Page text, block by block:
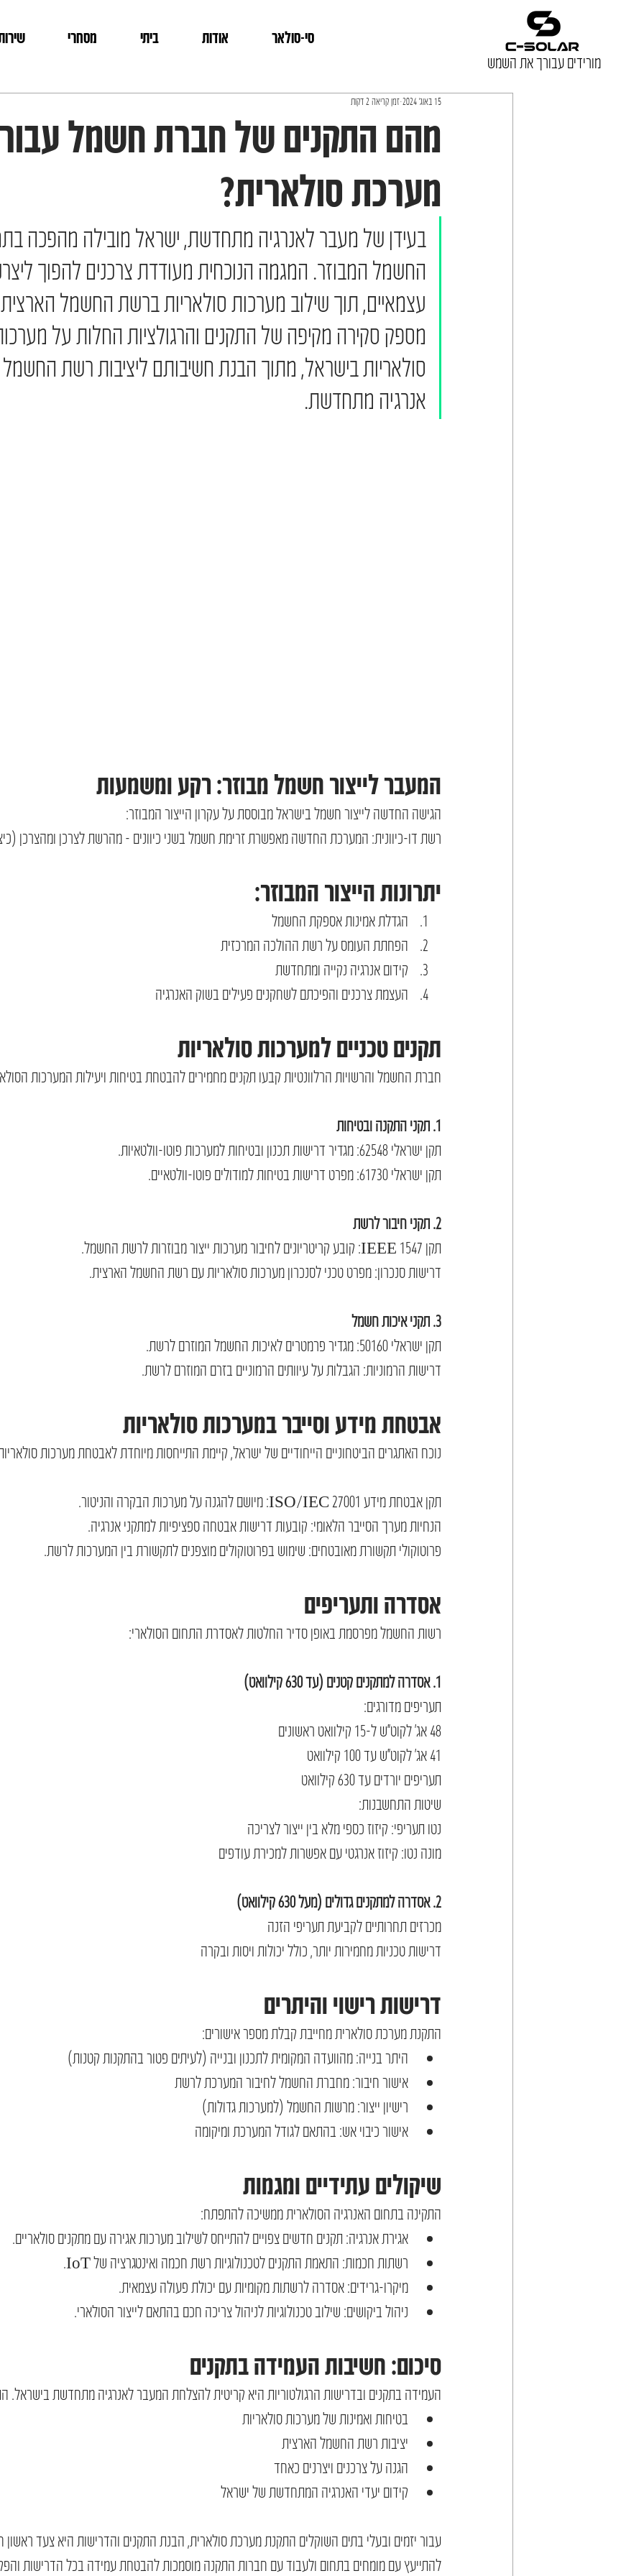
סי-סולאר אודות ביתי מסחרי
מורידים עבורך את השמש
מהם התקנים של חברת חשמל
מערכת סולארית?
15 באוג׳ 2024 זמן קריאה 2 דקות
בעידן של מעבר לאנרגיה מתחדשת, ישראל מובילה מהפכה
החשמל המבוזר. המגמה הנוכחית מעודדת צרכנים להפוך
עצמאיים, תוך שילוב מערכות סולאריות ברשת החשמל
מספק סקירה מקיפה של התקנים והרגולציות החלות על
סולאריות בישראל, מתוך הבנת חשיבותם ליציבות רשת החשמל
אנרגיה מתחדשת.
המעבר לייצור חשמל מבוזר: רקע ומשמעות
הגישה החדשה לייצור חשמל בישראל מבוססת על עקרון הייצור המבוזר:
רשת דו-כיוונית: המערכת החדשה מאפשרת זרימת חשמל בשני כיוונים - מהרשת לצרכן ומהצרכן
יתרונות הייצור המבוזר:
הגדלת אמינות אספקת החשמל
הפחתת העומס על רשת ההולכה המרכזית
קידום אנרגיה נקייה ומתחדשת
העצמת צרכנים והפיכתם לשחקנים פעילים בשוק האנרגיה
תקנים טכניים למערכות סולאריות
חברת החשמל והרשויות הרלוונטיות קבעו תקנים מחמירים להבטחת בטיחות ויעילות המערכות
1. תקני התקנה ובטיחות
תקן ישראלי 62548: מגדיר דרישות תכנון ובטיחות למערכות פוטו-וולטאיות.
תקן ישראלי 61730: מפרט דרישות בטיחות למודולים פוטו-וולטאיים.
2. תקני חיבור לרשת
תקן IEEE 1547: קובע קריטריונים לחיבור מערכות ייצור מבוזרות לרשת החשמל.
דרישות סנכרון: מפרט טכני לסנכרון מערכות סולאריות עם רשת החשמל הארצית.
3. תקני איכות חשמל
תקן ישראלי 50160: מגדיר פרמטרים לאיכות החשמל המוזרם לרשת.
דרישות הרמוניות: הגבלות על עיוותים הרמוניים בזרם המוזרם לרשת.
אבטחת מידע וסייבר במערכות סולאריות
נוכח האתגרים הביטחוניים הייחודיים של ישראל, קיימת התייחסות מיוחדת לאבטחת מערכות
תקן אבטחת מידע ISO/IEC 27001: מיושם להגנה על מערכות הבקרה והניטור.
הנחיות מערך הסייבר הלאומי: קובעות דרישות אבטחה ספציפיות למתקני אנרגיה.
פרוטוקולי תקשורת מאובטחים: שימוש בפרוטוקולים מוצפנים לתקשורת בין המערכות לרשת.
אסדרה ותעריפים
רשות החשמל מפרסמת באופן סדיר החלטות לאסדרת התחום הסולארי:
1. אסדרה למתקנים קטנים (עד 630 קילוואט)
תעריפים מדורגים:
48 אג' לקוט"ש ל-15 קילוואט ראשונים
41 אג' לקוט"ש עד 100 קילוואט
תעריפים יורדים עד 630 קילוואט
שיטות התחשבנות:
נטו תעריפי: קיזוז כספי מלא בין ייצור לצריכה
מונה נטו: קיזוז אנרגטי עם אפשרות למכירת עודפים
2. אסדרה למתקנים גדולים (מעל 630 קילוואט)
מכרזים תחרותיים לקביעת תעריפי הזנה
דרישות טכניות מחמירות יותר, כולל יכולות ויסות ובקרה
דרישות רישוי והיתרים
התקנת מערכת סולארית מחייבת קבלת מספר אישורים:
היתר בנייה: מהוועדה המקומית לתכנון ובנייה (לעיתים פטור בהתקנות קטנות)
אישור חיבור: מחברת החשמל לחיבור המערכת לרשת
רישיון ייצור: מרשות החשמל (למערכות גדולות)
אישור כיבוי אש: בהתאם לגודל המערכת ומיקומה
שיקולים עתידיים ומגמות
התקינה בתחום האנרגיה הסולארית ממשיכה להתפתח:
אגירת אנרגיה: תקנים חדשים צפויים להתייחס לשילוב מערכות אגירה עם מתקנים סולאריים.
רשתות חכמות: התאמת התקנים לטכנולוגיות רשת חכמה ואינטגרציה של IoT.
מיקרו-גרידים: אסדרה לרשתות מקומיות עם יכולת פעולה עצמאית.
ניהול ביקושים: שילוב טכנולוגיות לניהול צריכה חכם בהתאם לייצור הסולארי.
סיכום: חשיבות העמידה בתקנים
העמידה בתקנים ובדרישות הרגולטוריות היא קריטית להצלחת המעבר לאנרגיה מתחדשת בישראל.
בטיחות ואמינות של מערכות סולאריות
יציבות רשת החשמל הארצית
הגנה על צרכנים ויצרנים כאחד
קידום יעדי האנרגיה המתחדשת של ישראל
עבור יזמים ובעלי בתים השוקלים התקנת מערכת סולארית, הבנת התקנים והדרישות היא צעד ראשון
להתייעץ עם מומחים בתחום ולעבוד עם חברות התקנה מוסמכות להבטחת עמידה בכל הדרישות